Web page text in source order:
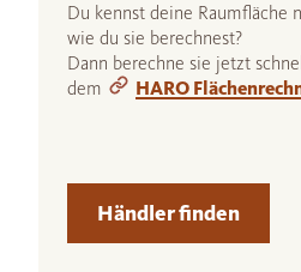
Du kennst deine Raumfläche
wie du sie berechnest?
Dann berechne sie jetzt
dem
HARO
Händler finden